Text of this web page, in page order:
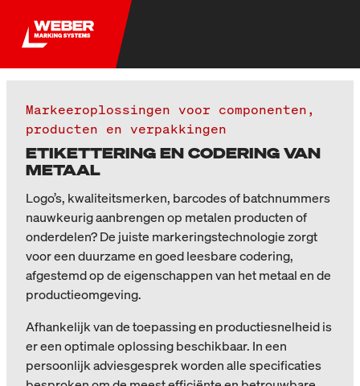
Markeeroplossingen voor componenten,
producten en verpakkingen
ETIKETTERING EN CODERING VAN
METAAL
Logo’s, kwaliteitsmerken, barcodes of batchnummers
nauwkeurig aanbrengen op metalen producten of
onderdelen? De juiste markeringstechnologie zorgt
voor een duurzame en goed leesbare codering,
afgestemd op de eigenschappen van het metaal en de
productieomgeving.
Afhankelijk van de toepassing en productiesnelheid is
er een optimale oplossing beschikbaar. In een
persoonlijk adviesgesprek worden alle specificaties